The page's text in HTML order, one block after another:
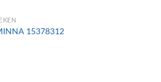
15378312